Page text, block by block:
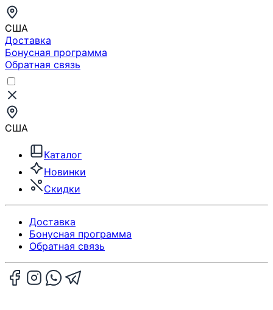
США
Доставка
Бонусная программа
Обратная связь
США
Каталог
Новинки
Скидки
Доставка
Бонусная программа
Обратная связь